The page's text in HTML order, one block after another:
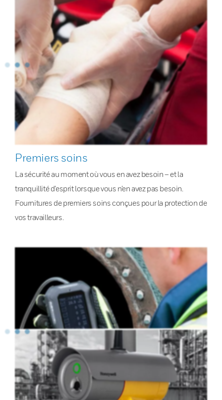
Premiers soins
La sécurité au moment où vous en avez besoin – et la
tranquillité d’esprit lorsque vous n’en avez pas besoin.
Fournitures de premiers soins conçues pour la protection de
vos travailleurs.